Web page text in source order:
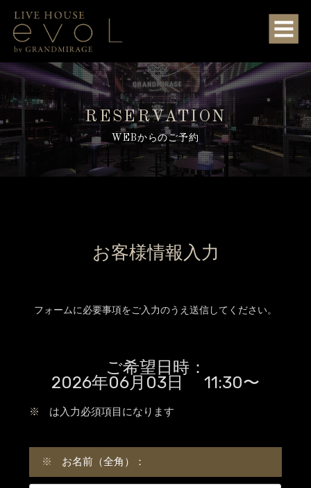
RESERVATION
WEBからのご予約
お客様情報入力
フォームに必要事項をご入力のうえ送信してください。
ご希望日時：
2026年06月03日 11:30〜
※ は入力必須項目になります
※ お名前（全角）：